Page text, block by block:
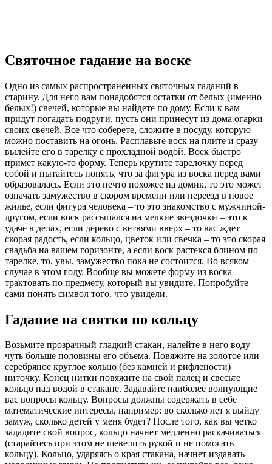
Святочное гадание на воске
Одно из самых распространенных святочных гаданий в
старину. Для него вам понадобятся остатки от белых (именно
белых!) свечей, которые вы найдете по дому. Если к вам
придут погадать подруги, пусть они принесут из дома огарки
своих свечей. Все что соберете, сложите в посуду, которую
можно поставить на огонь. Расплавьте воск на плите и сразу
вылейте его в тарелку с прохладной водой. Воск быстро
примет какую-то форму. Теперь крутите тарелочку перед
собой и пытайтесь понять, что за фигура из воска перед вами
образовалась. Если это нечто похожее на домик, то это может
означать замужество в скором времени или переезд в новое
жилье, если фигура человека – то это знакомство с мужчиной-
другом, если воск рассыпался на мелкие звездочки – это к
удаче в делах, если дерево с ветвями вверх – то вас ждет
скорая радость, если кольцо, цветок или свечка – то это скорая
свадьба на вашем горизонте, а если воск растекся блином по
тарелке, то, увы, замужество пока не состоится. Во всяком
случае в этом году. Вообще вы можете форму из воска
трактовать по предмету, который вы увидите. Попробуйте
сами понять символ того, что увидели.
Гадание на святки по кольцу
Возьмите прозрачный гладкий стакан, налейте в него воду
чуть больше половины его объема. Повяжите на золотое или
серебряное круглое кольцо (без камней и рифлености)
ниточку. Конец нитки повяжите на свой палец и свесьте
кольцо над водой в стакане. Задавайте наиболее волнующие
вас вопросы кольцу. Вопросы должны содержать в себе
математические интересы, например: во сколько лет я выйду
замуж, сколько детей у меня будет? После того, как вы четко
зададите свой вопрос, кольцо начнет медленно раскачиваться
(старайтесь при этом не шевелить рукой и не помогать
кольцу). Кольцо, ударяясь о края стакана, начнет издавать